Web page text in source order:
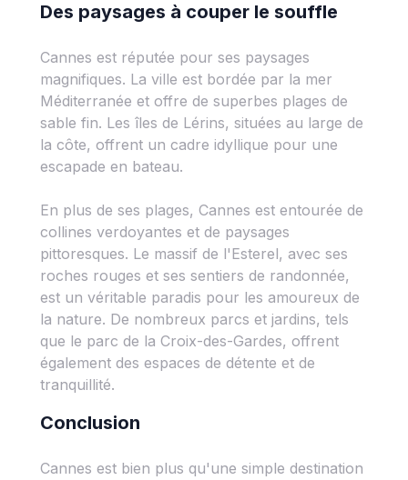
Des paysages à couper le souffle
Cannes est réputée pour ses paysages
magnifiques. La ville est bordée par la mer
Méditerranée et offre de superbes plages de
sable fin. Les îles de Lérins, situées au large de
la côte, offrent un cadre idyllique pour une
escapade en bateau.
En plus de ses plages, Cannes est entourée de
collines verdoyantes et de paysages
pittoresques. Le massif de l'Esterel, avec ses
roches rouges et ses sentiers de randonnée,
est un véritable paradis pour les amoureux de
la nature. De nombreux parcs et jardins, tels
que le parc de la Croix-des-Gardes, offrent
également des espaces de détente et de
tranquillité.
Conclusion
Cannes est bien plus qu'une simple destination